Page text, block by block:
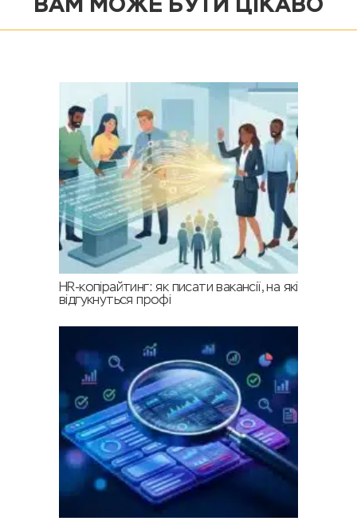
ВАМ МОЖЕ БУТИ ЦІКАВО
HR-копірайтинг: як писати вакансії, на які
відгукнуться профі